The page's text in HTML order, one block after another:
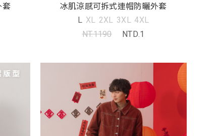
套
冰肌涼感可拆式連帽防曬外套
L XL 2XL 3XL 4XL
NT.1190
NTD.1